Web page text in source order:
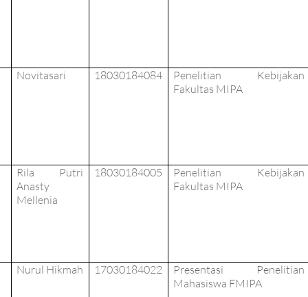
Novitasari 18030184084
Penelitian Kebijakan
Fakultas MIPA
Rila Putri
Anasty
Mellenia
18030184005
Penelitian Kebijakan
Fakultas MIPA
Nurul Hikmah 17030184022
Presentasi Penelitian
Mahasiswa FMIPA